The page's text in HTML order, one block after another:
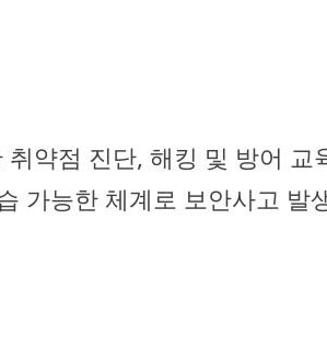
약점 진단, 해킹 및 방어
가능한 체계로 보안사고